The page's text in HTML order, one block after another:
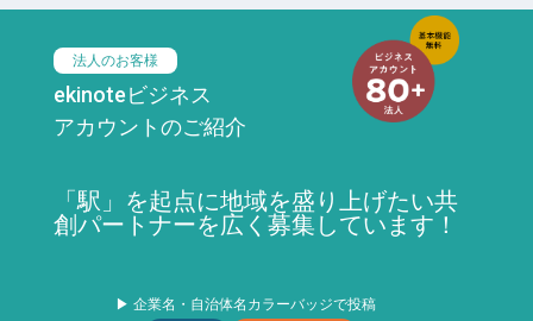
法人のお客様
ekinoteビジネス
アカウントのご紹介
「駅」を起点に地域を盛り上げたい共
創パートナーを広く募集しています！
▶ 企業名・自治体名カラーバッジで投稿